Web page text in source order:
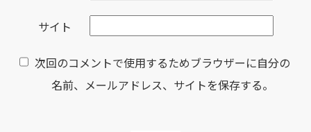
サイト
次回のコメントで使用するためブラウザーに自分の
名前、メールアドレス、サイトを保存する。